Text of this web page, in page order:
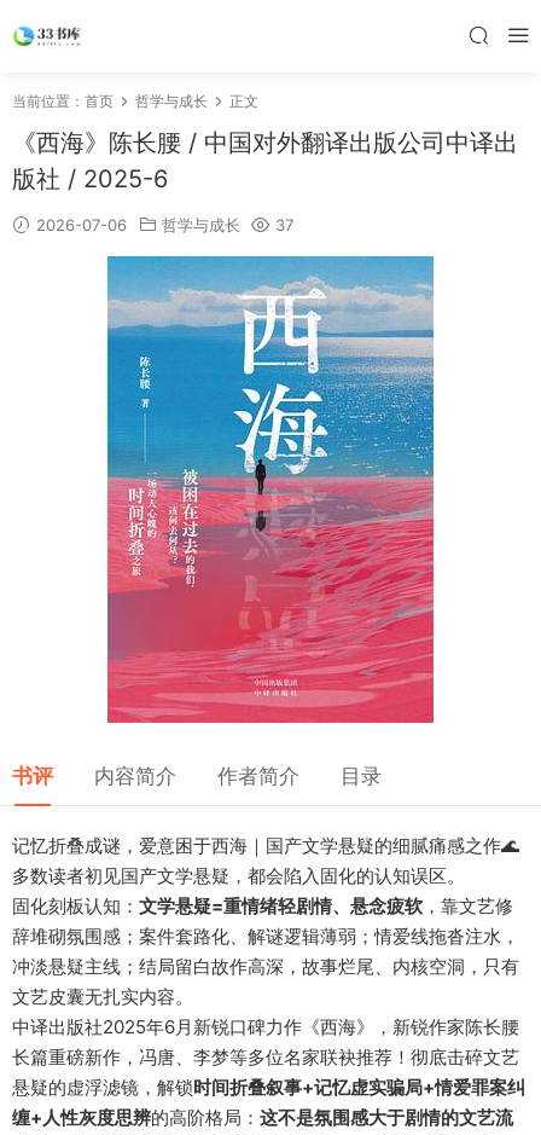
当前位置： 首页 哲学与成长 正文
《西海》陈长腰 / 中国对外翻译出版公司中译出
版社 / 2025-6
2026-07-06 哲学与成长 37
书评 内容简介 作者简介 目录
记忆折叠成谜，爱意困于西海｜国产文学悬疑的细腻痛感之作🌊
多数读者初见国产文学悬疑，都会陷入固化的认知误区。
固化刻板认知： 文学悬疑=重情绪轻剧情、悬念疲软 ，靠文艺修
辞堆砌氛围感；案件套路化、解谜逻辑薄弱；情爱线拖沓注水，
冲淡悬疑主线；结局留白故作高深，故事烂尾、内核空洞，只有
文艺皮囊无扎实内容。
中译出版社2025年6月新锐口碑力作《西海》，新锐作家陈长腰
长篇重磅新作，冯唐、李梦等多位名家联袂推荐！彻底击碎文艺
悬疑的虚浮滤镜，解锁时间折叠叙事+记忆虚实骗局+情爱罪案纠
缠+人性灰度思辨的高阶格局： 这不是氛围感大于剧情的文艺流